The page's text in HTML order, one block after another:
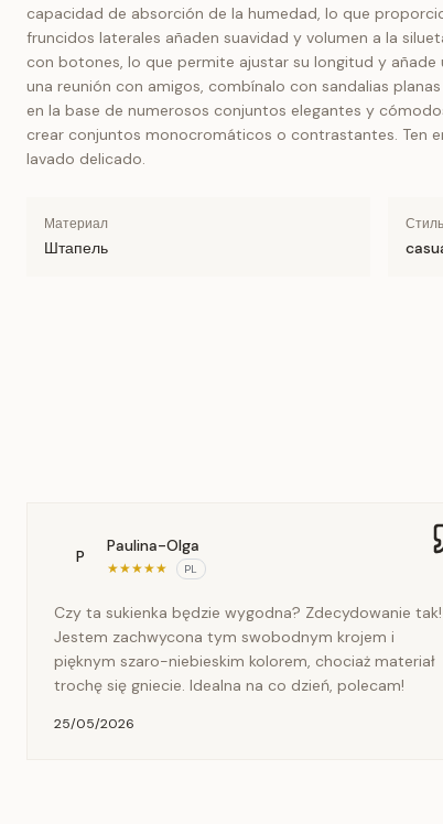
capacidad de absorción de la humedad, lo que
fruncidos laterales añaden suavidad y volumen a la
con botones, lo que permite ajustar su longitud y
una reunión con amigos, combínalo con sandalias
en la base de numerosos conjuntos elegantes y
crear conjuntos monocromáticos o contrastantes. Ten
lavado delicado.
Материал
Штапель
Стиль
P
Paulina-Olga
★★★★★ PL
Czy ta sukienka będzie wygodna? Zdecydowanie tak!
Jestem zachwycona tym swobodnym krojem i
pięknym szaro-niebieskim kolorem, chociaż materiał
trochę się gniecie. Idealna na co dzień, polecam!
25/05/2026